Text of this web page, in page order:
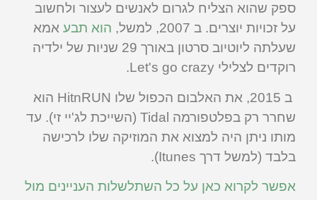
ספק שהוא הצליח לגרום לאנשים לעצור ולחשוב
על זכויות יוצרים. ב 2007, למשל,
הוא תבע אמא
שעלתה ליוטיוב סרטון באורך 29 שניות של ילדיה
רוקדים לצלילי Let's go crazy.
ב 2015, את האלבום הכפול שלו HitnRUN הוא
שחרר רק בפלטפורמה Tidal (השייכת לג'יי זי). עד
מותו ניתן היה למצוא את המוזיקה שלו לרכישה
בלבד (למשל דרך Itunes).
אפשר לקרוא כאן על כל השתלשלות העניינים מול